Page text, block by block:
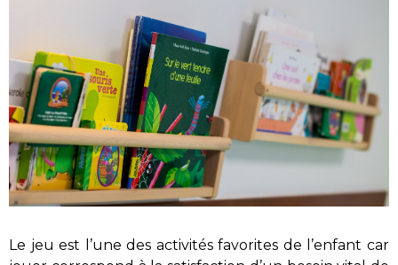
Le jeu est l’une des activités favorites de l’enfant car